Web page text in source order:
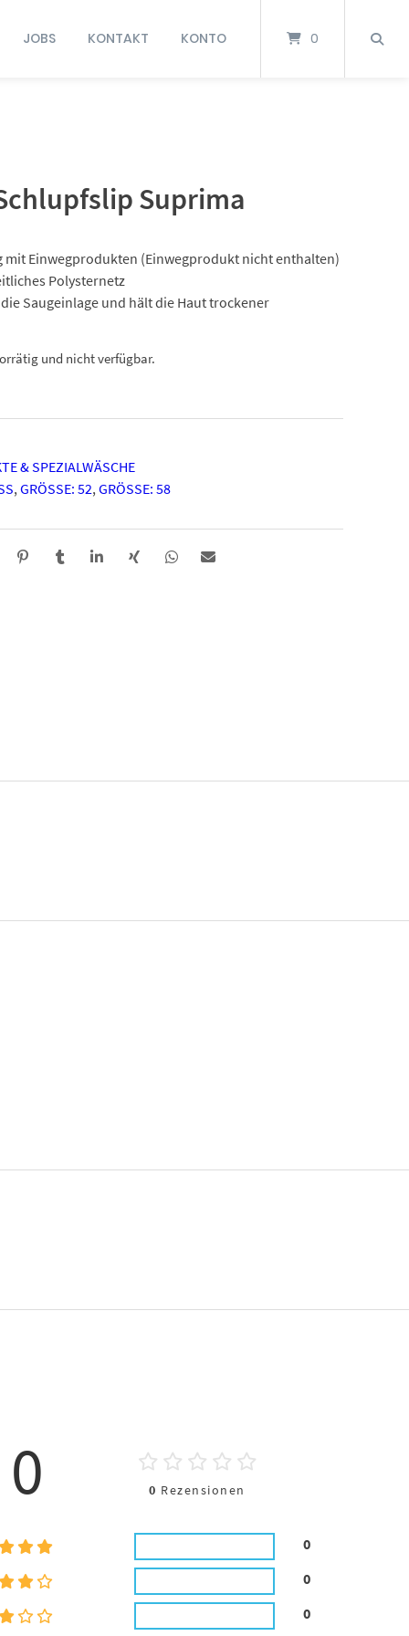
JOBS KONTAKT KONTO 0
Suprima
mit Einwegprodukten (Einwegprodukt nicht enthalten)
Polysternetz
Saugeinlage und hält die Haut trockener
und nicht verfügbar.
& SPEZIALWÄSCHE
, GRÖSSE: 52 , GRÖSSE: 58
0 0 Rezensionen
0
0
0